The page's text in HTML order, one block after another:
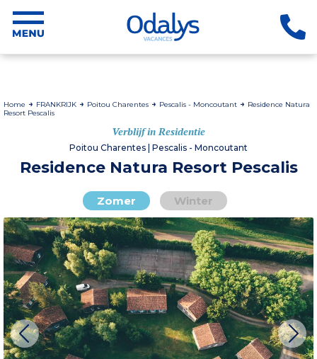
Home FRANKRIJK Poitou Charentes Pescalis - Moncoutant
Residence Natura
Resort Pescalis
Verblijf in Residentie
Poitou Charentes | Pescalis - Moncoutant
Residence Natura Resort Pescalis
Zomer Winter